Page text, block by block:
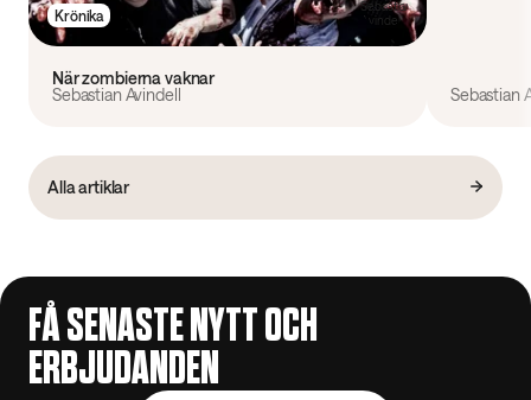
Krönika
När zombierna vaknar
Sebastian Avindell
Sebastian
Alla artiklar
FÅ SENASTE NYTT OCH
ERBJUDANDEN